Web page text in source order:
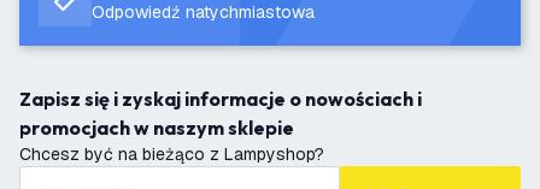
Odpowiedź natychmiastowa
Zapisz się i zyskaj informacje o nowościach i
promocjach w naszym sklepie
Chcesz być na bieżąco z Lampyshop?